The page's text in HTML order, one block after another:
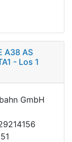
A38 AS
- Los 1
GmbH